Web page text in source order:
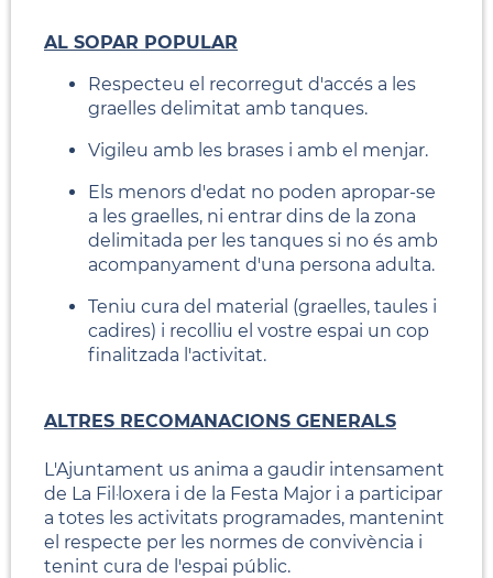
AL SOPAR POPULAR
Respecteu el recorregut d'accés a les
graelles delimitat amb tanques.
Vigileu amb les brases i amb el menjar.
Els menors d'edat no poden apropar-se
a les graelles, ni entrar dins de la zona
delimitada per les tanques si no és amb
acompanyament d'una persona adulta.
Teniu cura del material (graelles, taules i
cadires) i recolliu el vostre espai un cop
finalitzada l'activitat.
ALTRES RECOMANACIONS GENERALS
L'Ajuntament us anima a gaudir intensament
de La Fil·loxera i de la Festa Major i a participar
a totes les activitats programades, mantenint
el respecte per les normes de convivència i
tenint cura de l'espai públic.